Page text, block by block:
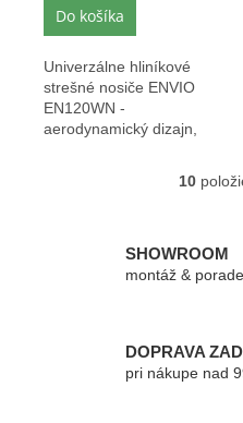
Do košíka
Univerzálne hliníkové
strešné nosiče ENVIO
EN120WN -
aerodynamický dizajn,
10
SHOWROOM
montáž &
DOPRAVA
pri nákupe nad